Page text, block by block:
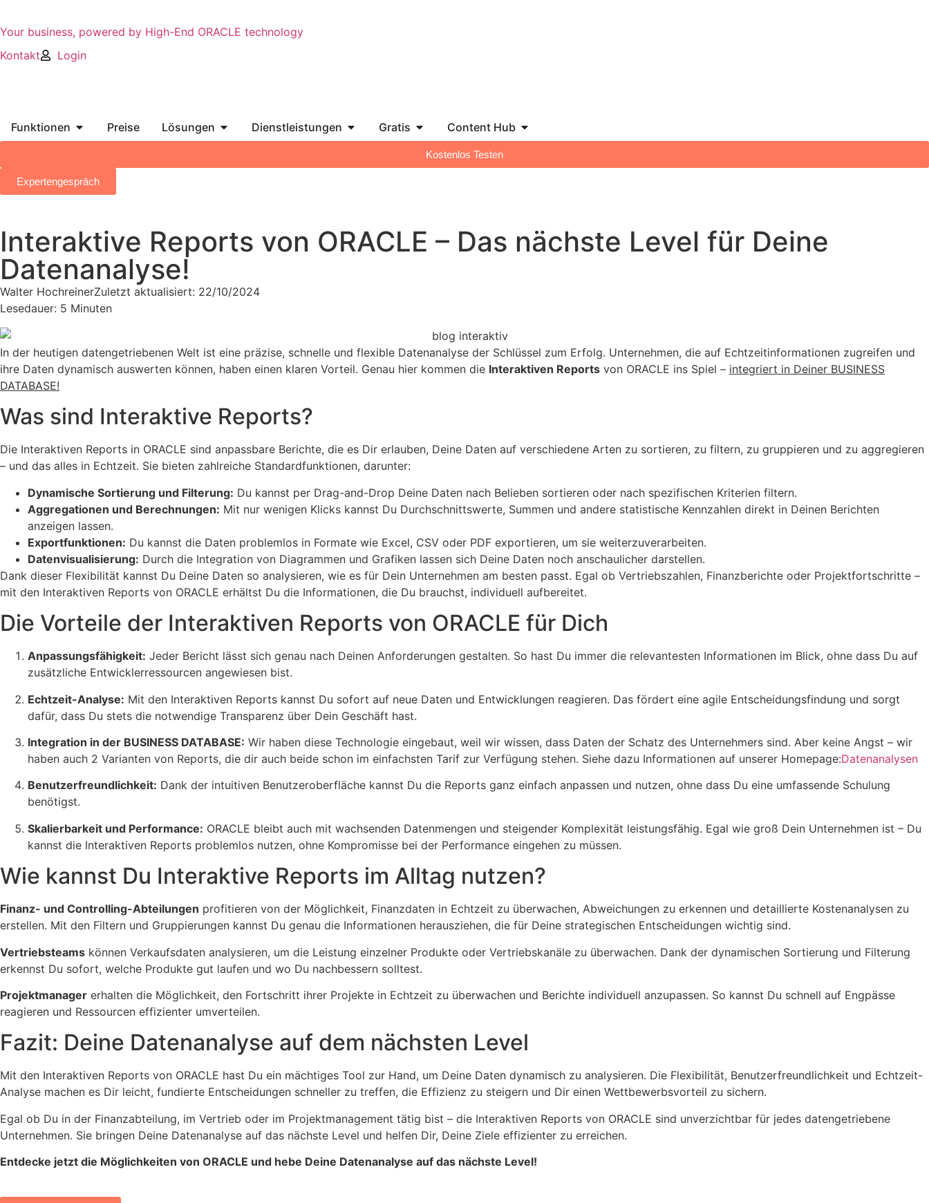
Your business, powered by High-End ORACLE technology
Kontakt
Login
Funktionen Preise Lösungen Dienstleistungen Gratis Content Hub
Kostenlos Testen
Expertengespräch
Interaktive Reports von ORACLE – Das nächste Level für Deine
Datenanalyse!
Walter HochreinerZuletzt aktualisiert: 22/10/2024
Lesedauer: 5 Minuten
In der heutigen datengetriebenen Welt ist eine präzise, schnelle und flexible Datenanalyse der Schlüssel zum Erfolg. Unternehmen, die auf Echtzeitinformationen zugreifen und
ihre Daten dynamisch auswerten können, haben einen klaren Vorteil. Genau hier kommen die Interaktiven Reports von ORACLE ins Spiel – integriert in Deiner BUSINESS
DATABASE!
Was sind Interaktive Reports?
Die Interaktiven Reports in ORACLE sind anpassbare Berichte, die es Dir erlauben, Deine Daten auf verschiedene Arten zu sortieren, zu filtern, zu gruppieren und zu aggregieren
– und das alles in Echtzeit. Sie bieten zahlreiche Standardfunktionen, darunter:
Dynamische Sortierung und Filterung: Du kannst per Drag-and-Drop Deine Daten nach Belieben sortieren oder nach spezifischen Kriterien filtern.
Aggregationen und Berechnungen: Mit nur wenigen Klicks kannst Du Durchschnittswerte, Summen und andere statistische Kennzahlen direkt in Deinen Berichten
anzeigen lassen.
Exportfunktionen: Du kannst die Daten problemlos in Formate wie Excel, CSV oder PDF exportieren, um sie weiterzuverarbeiten.
Datenvisualisierung: Durch die Integration von Diagrammen und Grafiken lassen sich Deine Daten noch anschaulicher darstellen.
Dank dieser Flexibilität kannst Du Deine Daten so analysieren, wie es für Dein Unternehmen am besten passt. Egal ob Vertriebszahlen, Finanzberichte oder Projektfortschritte –
mit den Interaktiven Reports von ORACLE erhältst Du die Informationen, die Du brauchst, individuell aufbereitet.
Die Vorteile der Interaktiven Reports von ORACLE für Dich
Anpassungsfähigkeit: Jeder Bericht lässt sich genau nach Deinen Anforderungen gestalten. So hast Du immer die relevantesten Informationen im Blick, ohne dass Du auf
zusätzliche Entwicklerressourcen angewiesen bist.
Echtzeit-Analyse: Mit den Interaktiven Reports kannst Du sofort auf neue Daten und Entwicklungen reagieren. Das fördert eine agile Entscheidungsfindung und sorgt
dafür, dass Du stets die notwendige Transparenz über Dein Geschäft hast.
Integration in der BUSINESS DATABASE: Wir haben diese Technologie eingebaut, weil wir wissen, dass Daten der Schatz des Unternehmers sind. Aber keine Angst – wir
haben auch 2 Varianten von Reports, die dir auch beide schon im einfachsten Tarif zur Verfügung stehen. Siehe dazu Informationen auf unserer Homepage:Datenanalysen
Benutzerfreundlichkeit: Dank der intuitiven Benutzeroberfläche kannst Du die Reports ganz einfach anpassen und nutzen, ohne dass Du eine umfassende Schulung
benötigst.
Skalierbarkeit und Performance: ORACLE bleibt auch mit wachsenden Datenmengen und steigender Komplexität leistungsfähig. Egal wie groß Dein Unternehmen ist – Du
kannst die Interaktiven Reports problemlos nutzen, ohne Kompromisse bei der Performance eingehen zu müssen.
Wie kannst Du Interaktive Reports im Alltag nutzen?
Finanz- und Controlling-Abteilungen profitieren von der Möglichkeit, Finanzdaten in Echtzeit zu überwachen, Abweichungen zu erkennen und detaillierte Kostenanalysen zu
erstellen. Mit den Filtern und Gruppierungen kannst Du genau die Informationen herausziehen, die für Deine strategischen Entscheidungen wichtig sind.
Vertriebsteams können Verkaufsdaten analysieren, um die Leistung einzelner Produkte oder Vertriebskanäle zu überwachen. Dank der dynamischen Sortierung und Filterung
erkennst Du sofort, welche Produkte gut laufen und wo Du nachbessern solltest.
Projektmanager erhalten die Möglichkeit, den Fortschritt ihrer Projekte in Echtzeit zu überwachen und Berichte individuell anzupassen. So kannst Du schnell auf Engpässe
reagieren und Ressourcen effizienter umverteilen.
Fazit: Deine Datenanalyse auf dem nächsten Level
Mit den Interaktiven Reports von ORACLE hast Du ein mächtiges Tool zur Hand, um Deine Daten dynamisch zu analysieren. Die Flexibilität, Benutzerfreundlichkeit und Echtzeit-
Analyse machen es Dir leicht, fundierte Entscheidungen schneller zu treffen, die Effizienz zu steigern und Dir einen Wettbewerbsvorteil zu sichern.
Egal ob Du in der Finanzabteilung, im Vertrieb oder im Projektmanagement tätig bist – die Interaktiven Reports von ORACLE sind unverzichtbar für jedes datengetriebene
Unternehmen. Sie bringen Deine Datenanalyse auf das nächste Level und helfen Dir, Deine Ziele effizienter zu erreichen.
Entdecke jetzt die Möglichkeiten von ORACLE und hebe Deine Datenanalyse auf das nächste Level!